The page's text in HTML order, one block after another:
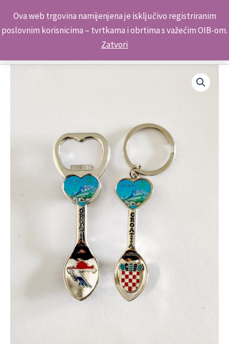
Ova web trgovina namijenjena je isključivo registriranim
poslovnim korisnicima – tvrtkama i obrtima s važećim OIB-om.
Zatvori
content
Kontakt telefon: +385 98 179 3891